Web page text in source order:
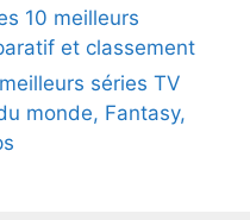
10 meilleurs
et classement
séries TV
monde, Fantasy,